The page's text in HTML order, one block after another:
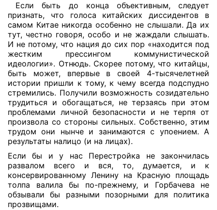
Если быть до конца объективным, следует
признать, что голоса китайских диссидентов в
самом Китае никогда особенно не слышали. Да их
тут, честно говоря, особо и не жаждали слышать.
И не потому, что нация до сих пор «находится под
жестким прессингом коммунистической
идеологии». Отнюдь. Скорее потому, что китайцы,
быть может, впервые в своей 4-тысячелетней
истории пришли к тому, к чему всегда подспудно
стремились. Получили возможность созидательно
трудиться и обогащаться, не терзаясь при этом
проблемами личной безопасности и не терпя от
произвола со стороны сильных. Собственно, этим
трудом они нынче и занимаются с упоением. А
результаты налицо (и на лицах).
Если бы и у нас Перестройка не закончилась
развалом всего и вся, то, думается, и к
консервированному Ленину на Красную площадь
толпа валила бы по-прежнему, и Горбачева не
обзывали бы разными позорными для политика
прозвищами.